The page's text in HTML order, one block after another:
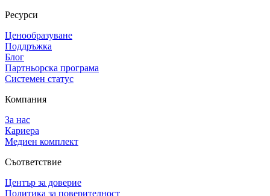
Ресурси
Ценообразуване
Поддръжка
Блог
Партньорска програма
Системен статус
Компания
За нас
Кариера
Медиен комплект
Съответствие
Център за доверие
Политика за поверителност